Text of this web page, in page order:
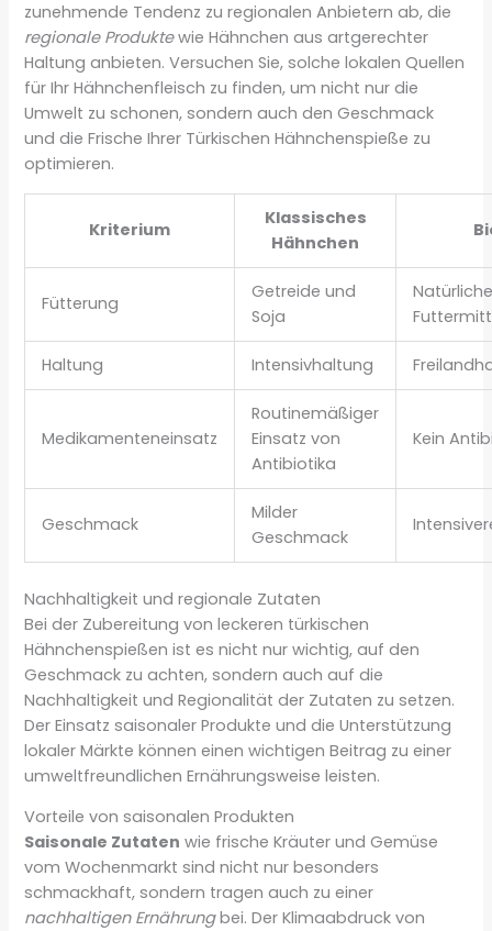
zunehmende Tendenz zu regionalen Anbietern ab, die
regionale Produktewie Hähnchen aus artgerechter
Haltung anbieten. Versuchen Sie, solche lokalen Quellen
für Ihr Hähnchenfleisch zu finden, um nicht nur die
Umwelt zu schonen, sondern auch den Geschmack
und die Frische Ihrer Türkischen Hähnchenspieße zu
optimieren.
Kriterium
Klassisches
Hähnchen
Fütterung
Getreide und
Soja
Haltung Intensivhaltung
Medikamenteneinsatz
Routinemäßiger
Einsatz von
Antibiotika
Kein
Geschmack
Milder
Geschmack
Nachhaltigkeit und regionale Zutaten
Bei der Zubereitung von leckeren türkischen
Hähnchenspießen ist es nicht nur wichtig, auf den
Geschmack zu achten, sondern auch auf die
Nachhaltigkeit und Regionalität der Zutaten zu setzen.
Der Einsatz saisonaler Produkte und die Unterstützung
lokaler Märkte können einen wichtigen Beitrag zu einer
umweltfreundlichen Ernährungsweise leisten.
Vorteile von saisonalen Produkten
Saisonale Zutaten wie frische Kräuter und Gemüse
vom Wochenmarkt sind nicht nur besonders
schmackhaft, sondern tragen auch zu einer
nachhaltigen Ernährungbei. Der Klimaabdruck von